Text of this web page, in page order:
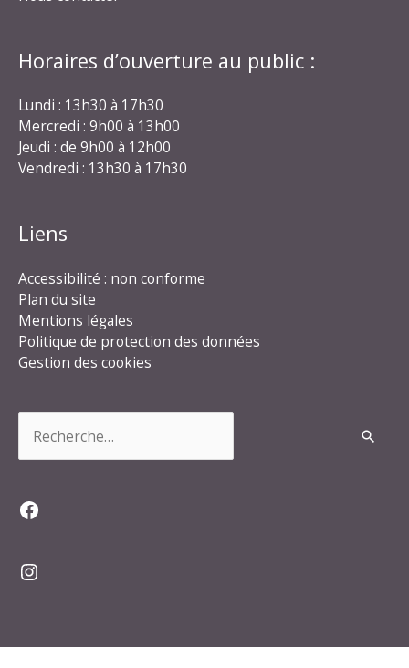
Horaires d’ouverture au public :
Lundi : 13h30 à 17h30
Mercredi : 9h00 à 13h00
Jeudi : de 9h00 à 12h00
Vendredi : 13h30 à 17h30
Liens
Accessibilité : non conforme
Plan du site
Mentions légales
Politique de protection des données
Gestion des cookies
Facebook
Instagram